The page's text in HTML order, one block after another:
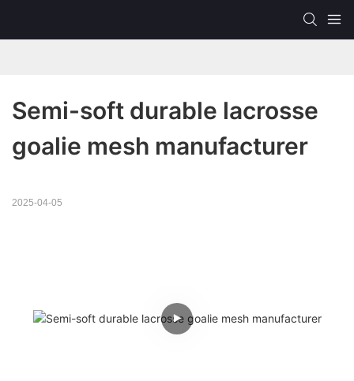
Semi-soft durable lacrosse
goalie mesh manufacturer
2025-04-05